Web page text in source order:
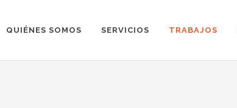
QUIÉNES SOMOS SERVICIOS TRABAJOS